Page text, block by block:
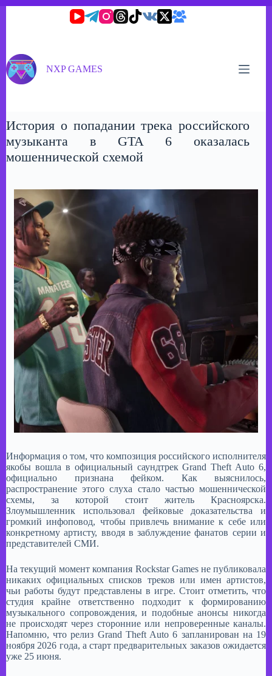
NXP GAMES
История о попадании трека российского
музыканта в GTA 6 оказалась
мошеннической схемой
Информация о том, что композиция российского исполнителя
якобы вошла в официальный саундтрек Grand Theft Auto 6,
официально признана фейком. Как выяснилось,
распространение этого слуха стало частью мошеннической
схемы, за которой стоит житель Красноярска.
Злоумышленник использовал фейковые доказательства и
громкий инфоповод, чтобы привлечь внимание к себе или
конкретному артисту, вводя в заблуждение фанатов серии и
представителей СМИ.
​На текущий момент компания Rockstar Games не публиковала
никаких официальных списков треков или имен артистов,
чьи работы будут представлены в игре. Стоит отметить, что
студия крайне ответственно подходит к формированию
музыкального сопровождения, и подобные анонсы никогда
не происходят через сторонние или непроверенные каналы.
Напомню, что релиз Grand Theft Auto 6 запланирован на 19
ноября 2026 года, а старт предварительных заказов ожидается
уже 25 июня.